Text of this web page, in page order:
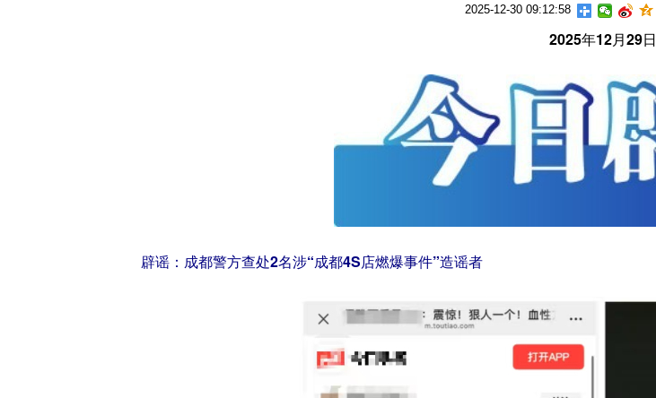
2025-12-30 09:12:58
2025年12月29日
辟谣：成都警方查处2名涉“成都4S店燃爆事件”造谣者